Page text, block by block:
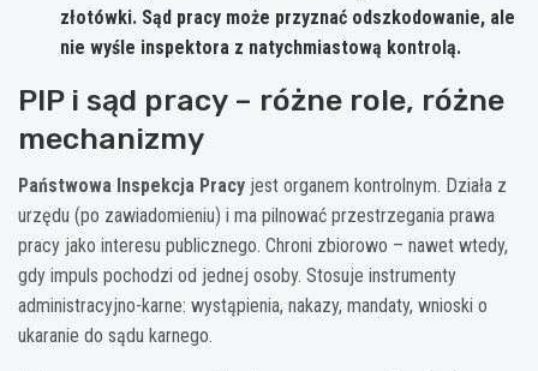
złotówki. Sąd pracy może przyznać odszkodowanie, ale
nie wyśle inspektora z natychmiastową kontrolą.
PIP i sąd pracy – różne role, różne
mechanizmy
Państwowa Inspekcja Pracy jest organem kontrolnym. Działa z
urzędu (po zawiadomieniu) i ma pilnować przestrzegania prawa
pracy jako interesu publicznego. Chroni zbiorowo – nawet wtedy,
gdy impuls pochodzi od jednej osoby. Stosuje instrumenty
administracyjno-karne: wystąpienia, nakazy, mandaty, wnioski o
ukaranie do sądu karnego.